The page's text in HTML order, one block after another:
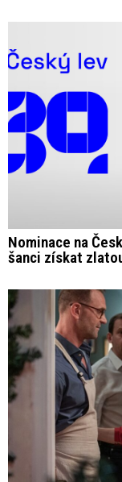
Nominace na
šanci získat